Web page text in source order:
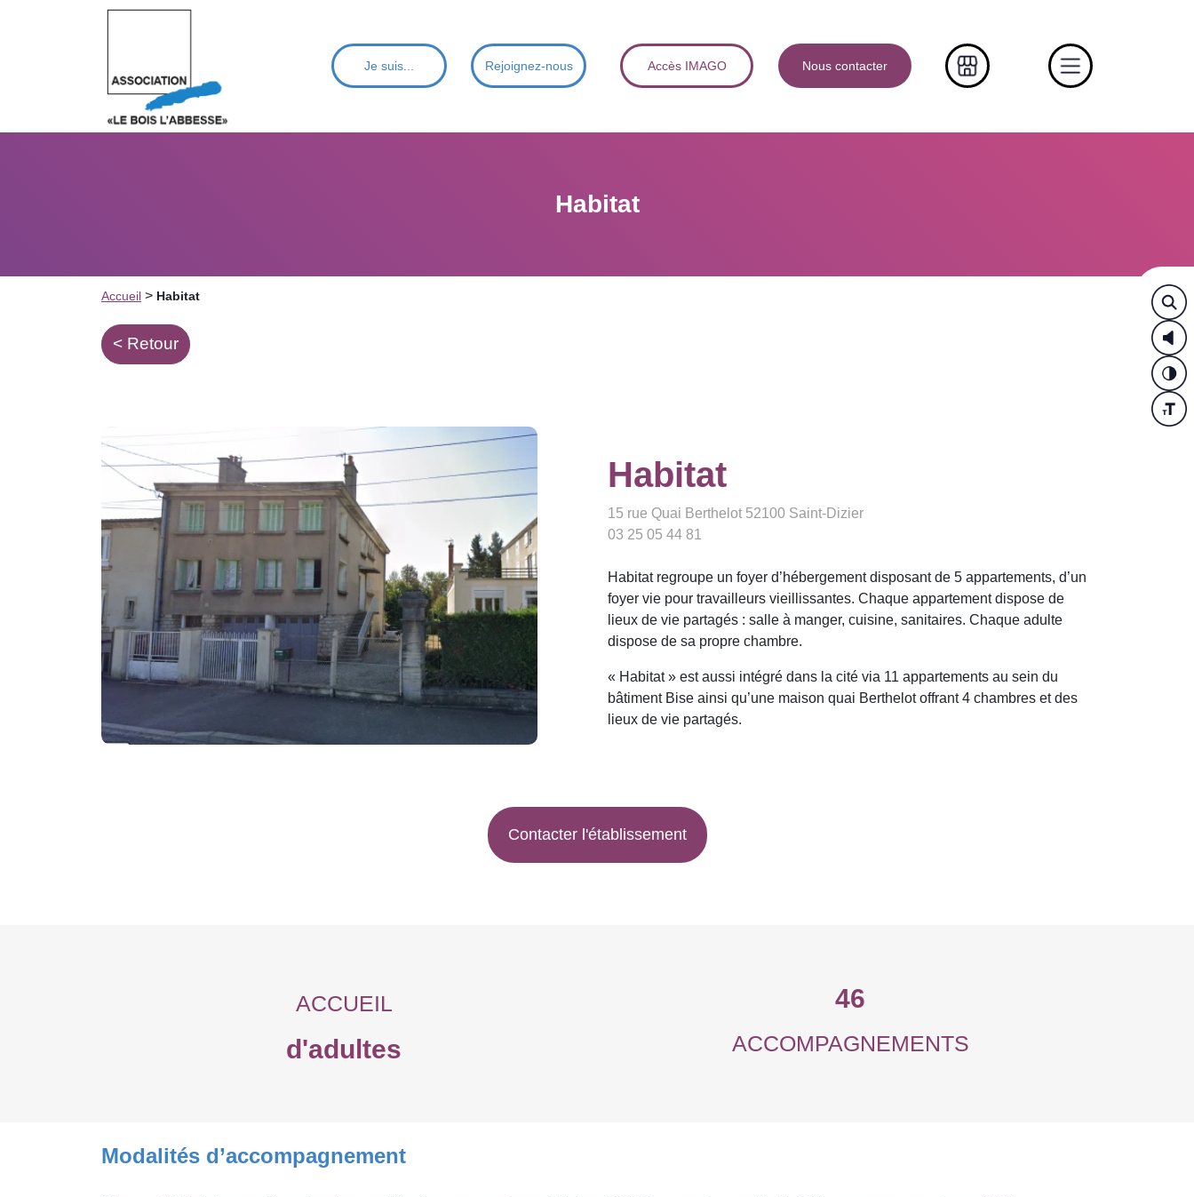
Je suis... Rejoignez-nous Accès IMAGO Nous contacter
Habitat
Accueil > Habitat
< Retour
Habitat
15 rue Quai Berthelot 52100 Saint-Dizier
03 25 05 44 81
Habitat regroupe un foyer d’hébergement disposant de 5 appartements, d’un
foyer vie pour travailleurs vieillissantes. Chaque appartement dispose de
lieux de vie partagés : salle à manger, cuisine, sanitaires. Chaque adulte
dispose de sa propre chambre.
« Habitat » est aussi intégré dans la cité via 11 appartements au sein du
bâtiment Bise ainsi qu’une maison quai Berthelot offrant 4 chambres et des
lieux de vie partagés.
Contacter l'établissement
ACCUEIL
d'adultes
46
ACCOMPAGNEMENTS
Modalités d’accompagnement